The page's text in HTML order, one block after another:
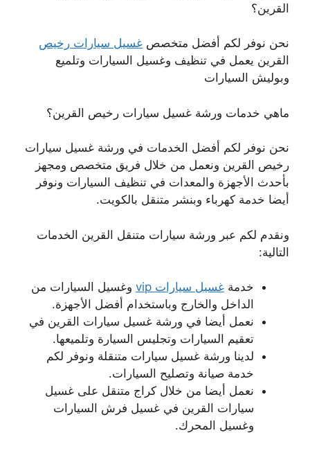
القرين؟
نحن نوفر لكم أفضل متخصص غسيل سيارات رخيص
القرين يعمل في تنظيف وغسيل السيارات وتلميع
وبوليش السيارات
ماهي خدمات ورشة غسيل سيارات رخيص القرين؟
نحن نوفر لكم أفضل الخدمات في ورشة غسيل سيارات
رخيص القرين ونعمل من خلال فريق متخصص ومجهز
بأحدث الأجهزة والمعدات في تنظيف السيارات ونوفر
أيضا خدمة كهرباء وبنشر متنقل بالكويت.
ونقدم لكم عبر ورشة سيارات متنقل القرين الخدمات
التالية:
خدمة غسيل سيارات vip
وغسيل السيارات من
الداخل والخارج وباستخدام أفضل الأجهزة.
نعمل أيضا في ورشة غسيل سيارات القرين في
تعقيم السيارات وتجليس السيارة وتلميعها.
لدينا ورشة غسيل سيارات متنقلة ونوفر لكم
خدمة صيانة وتصليح السيارات.
نعمل أيضا من خلال كراج متنقل على غسيل
سيارات القرين في غسيل فرش السيارات
وغسيل المحرك.